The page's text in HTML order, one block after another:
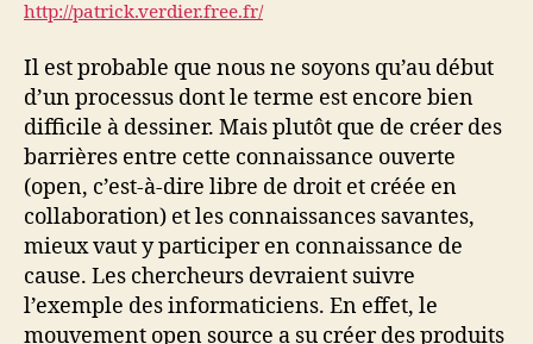
http://patrick.verdier.free.fr/
Il est probable que nous ne soyons qu’au début
d’un processus dont le terme est encore bien
difficile à dessiner. Mais plutôt que de créer des
barrières entre cette connaissance ouverte
(open, c’est-à-dire libre de droit et créée en
collaboration) et les connaissances savantes,
mieux vaut y participer en connaissance de
cause. Les chercheurs devraient suivre
l’exemple des informaticiens. En effet, le
mouvement open source a su créer des produits